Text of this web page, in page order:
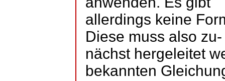
allerdings keine
Diese muss also zu-
nächst hergeleitet
bekannten